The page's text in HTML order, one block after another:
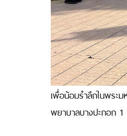
เพื่อน้อมรำลึกในพระ
พยาบาลบางปะกอก